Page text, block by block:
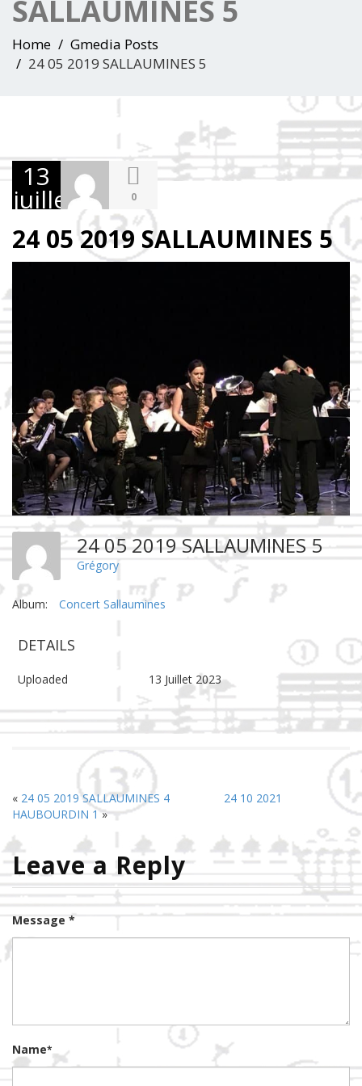
SALLAUMINES 5
Home
Gmedia Posts
24 05 2019 SALLAUMINES 5
13
juillet
2023
0
24 05 2019 SALLAUMINES 5
24 05 2019 SALLAUMINES 5
Grégory
Album: Concert Sallaumines
DETAILS
Uploaded 13 Juillet 2023
« 24 05 2019 SALLAUMINES 4
24 10 2021
HAUBOURDIN 1»
Leave a Reply
Message *
Name*